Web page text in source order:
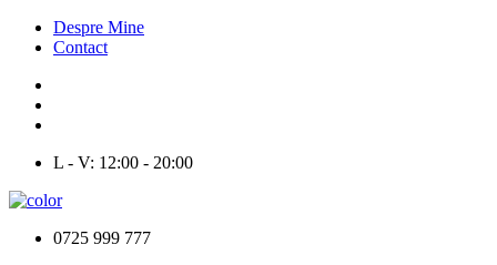
Despre Mine
Contact
L - V: 12:00 - 20:00
0725 999 777